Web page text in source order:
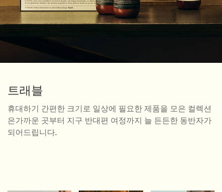
트래블
휴대하기 간편한 크기로 일상에 필요한 제품을 모은 컬렉션
은가까운 곳부터 지구 반대편 여정까지 늘 든든한 동반자가
되어드립니다.